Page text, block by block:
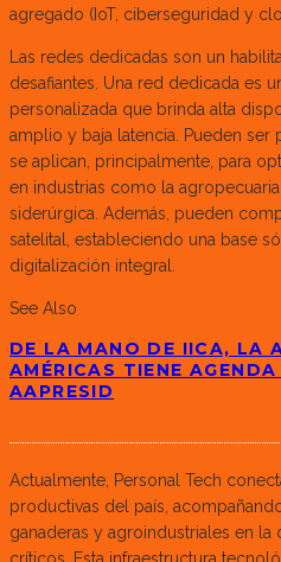
agregado (IoT, ciberseguridad y
Las redes dedicadas son un
desafiantes. Una red dedicada es
personalizada que brinda alta
amplio y baja latencia. Pueden ser
se aplican, principalmente, para
en industrias como la
siderúrgica. Además, pueden
satelital, estableciendo una base
digitalización integral.
See Also
DE LA MANO DE IICA, LA
AMÉRICAS TIENE
AAPRESID
Actualmente, Personal Tech
productivas del país,
ganaderas y agroindustriales en